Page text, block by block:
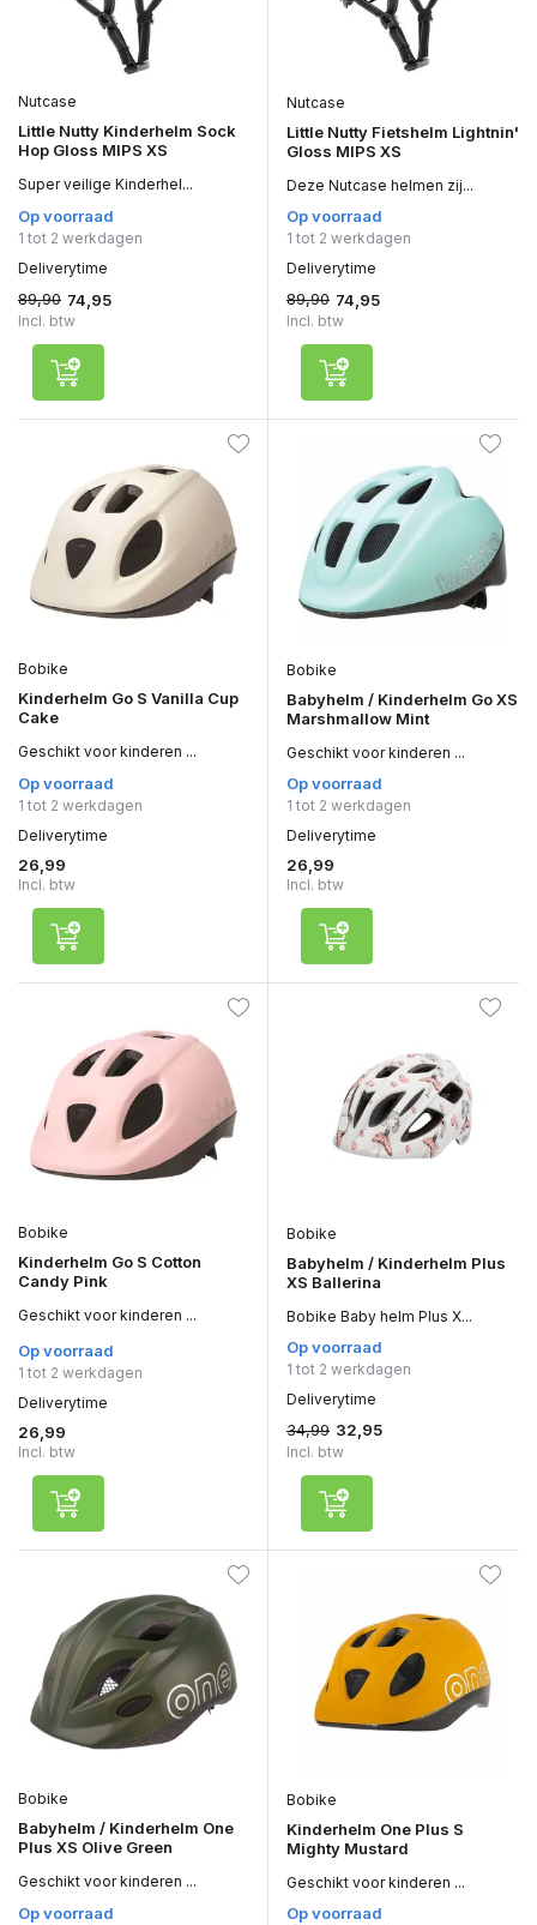
Nutcase
Little Nutty Kinderhelm Sock
Hop Gloss MIPS XS
Super veilige Kinderhel...
Op voorraad
1 tot 2 werkdagen
Deliverytime
89,90 74,95
Incl. btw
Nutcase
Little Nutty Fietshelm Lightnin'
Gloss MIPS XS
Deze Nutcase helmen zij...
Op voorraad
1 tot 2 werkdagen
Deliverytime
89,90 74,95
Incl. btw
Bobike
Kinderhelm Go S Vanilla Cup
Cake
Geschikt voor kinderen ...
Op voorraad
1 tot 2 werkdagen
Deliverytime
26,99
Incl. btw
Bobike
Babyhelm / Kinderhelm Go XS
Marshmallow Mint
Geschikt voor kinderen ...
Op voorraad
1 tot 2 werkdagen
Deliverytime
26,99
Incl. btw
Bobike
Kinderhelm Go S Cotton
Candy Pink
Geschikt voor kinderen ...
Op voorraad
1 tot 2 werkdagen
Deliverytime
26,99
Incl. btw
Bobike
Babyhelm / Kinderhelm Plus
XS Ballerina
Bobike Baby helm Plus X...
Op voorraad
1 tot 2 werkdagen
Deliverytime
34,99 32,95
Incl. btw
Bobike
Babyhelm / Kinderhelm One
Plus XS Olive Green
Geschikt voor kinderen ...
Op voorraad
Bobike
Kinderhelm One Plus S
Mighty Mustard
Geschikt voor kinderen ...
Op voorraad